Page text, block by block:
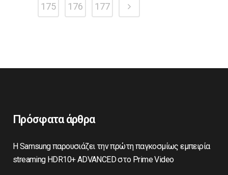
175
176 177
Πρόσφατα άρθρα
Η Samsung παρουσιάζει την πρώτη παγκοσμίως εμπειρία
streaming HDR10+ ADVANCED στο Prime Video